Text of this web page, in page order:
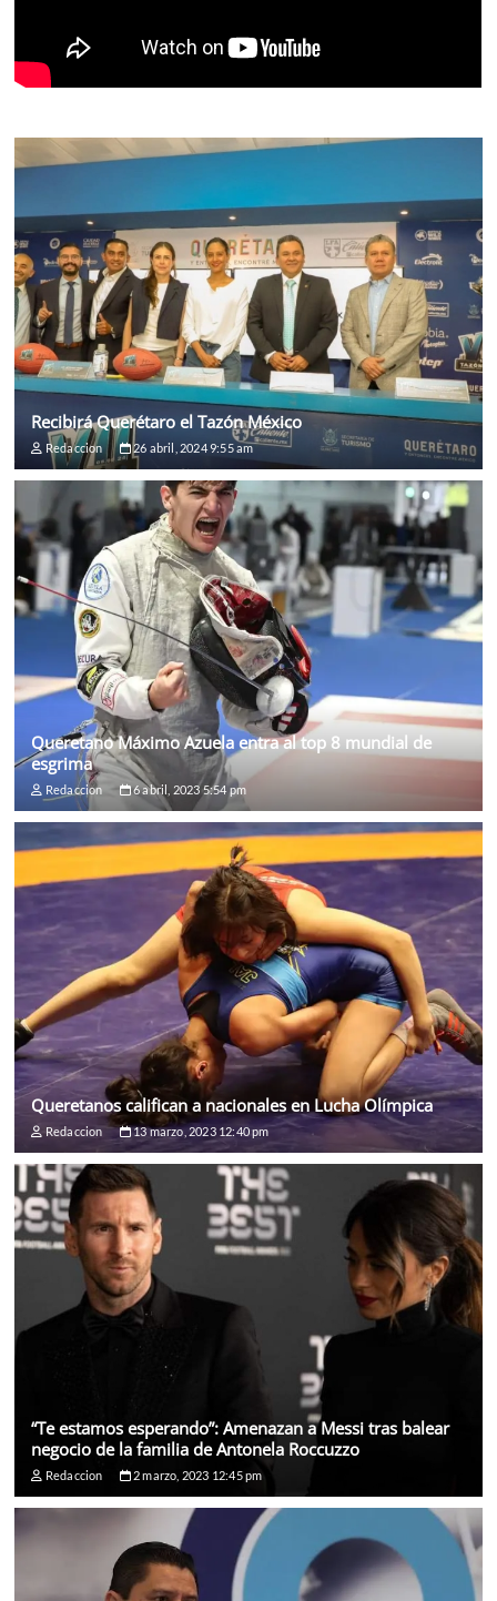
Recibirá Querétaro el Tazón México
Redaccion 26 abril, 2024 9:55 am
Queretano Máximo Azuela entra al top 8 mundial de
esgrima
Redaccion 6 abril, 2023 5:54 pm
Queretanos califican a nacionales en Lucha Olímpica
Redaccion 13 marzo, 2023 12:40 pm
“Te estamos esperando”: Amenazan a Messi tras balear
negocio de la familia de Antonela Roccuzzo
Redaccion 2 marzo, 2023 12:45 pm